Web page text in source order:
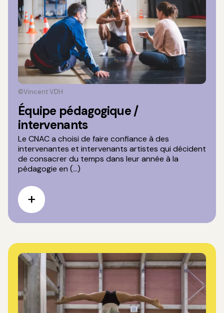
©Vincent VDH
Équipe pédagogique /
intervenants
Le CNAC a choisi de faire confiance à des
intervenantes et intervenants artistes qui décident
de consacrer du temps dans leur année à la
pédagogie en (...)